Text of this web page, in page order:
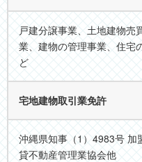
戸建分譲事業、土地建物売
業、建物の管理事業、住宅
ど
宅地建物取引業免許
沖縄県知事（1）4983号 加
貸不動産管理業協会他